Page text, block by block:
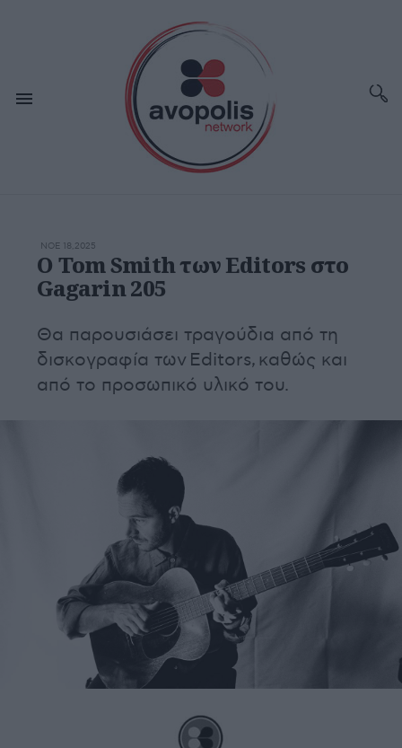
ΝΟΕ 18,2025
O Tom Smith των Editors στο
Gagarin 205
Θα παρουσιάσει τραγούδια από τη
δισκογραφία των Editors, καθώς και
από το προσωπικό υλικό του.